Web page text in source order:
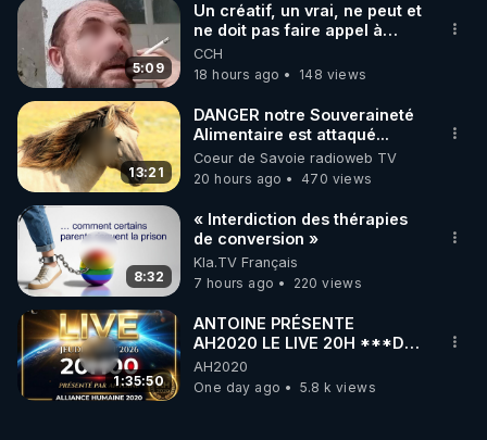
5:09
Un créatif, un vrai, ne peut et
ne doit pas faire appel à
l'intelligence artificielle
CCH
18 hours ago
148 views
13:21
DANGER notre Souveraineté
Alimentaire est attaqué...
Coeur de Savoie radioweb TV
20 hours ago
470 views
8:32
« Interdiction des thérapies
de conversion »
Kla.TV Français
7 hours ago
220 views
1:35:50
ANTOINE PRÉSENTE
AH2020 LE LIVE 20H ***DU
06/08/2026***
AH2020
One day ago
5.8 k views